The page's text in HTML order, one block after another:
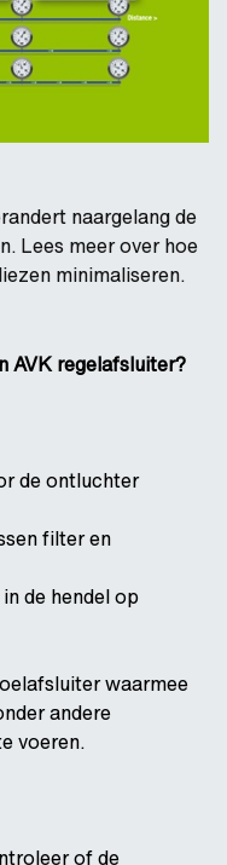
naargelang de
Lees meer over hoe
minimaliseren.
AVK regelafsluiter?
de ontluchter
filter en
de hendel op
waarmee
andere
voeren.
of de